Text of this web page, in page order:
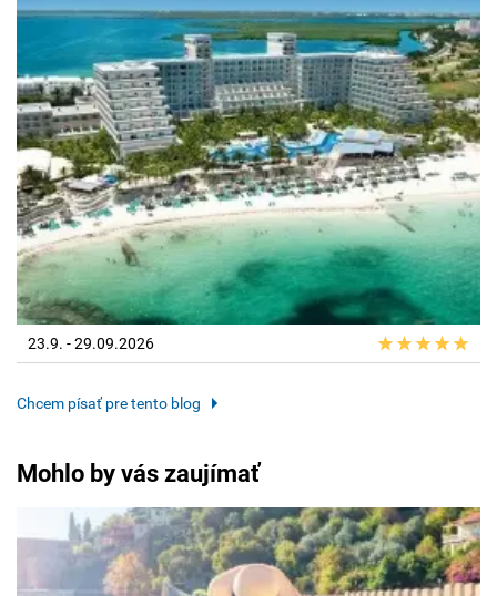
23.9. - 29.09.2026
Chcem písať pre tento blog
Mohlo by vás zaujímať